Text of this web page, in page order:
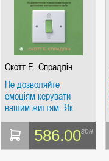
Скотт Е. Спрадлін
Не дозволяйте
емоціям керувати
вашим життям. Як
діалектична
поведінкова терапія
допоможе
контролювати себе.
586.00грн